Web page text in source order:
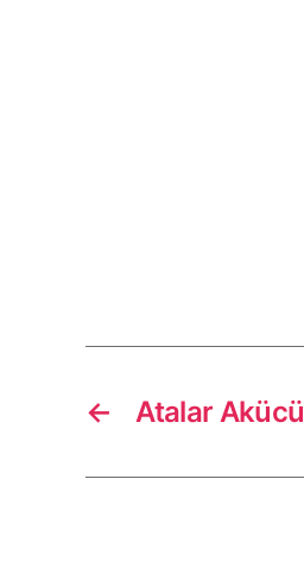
← Atalar Akücü